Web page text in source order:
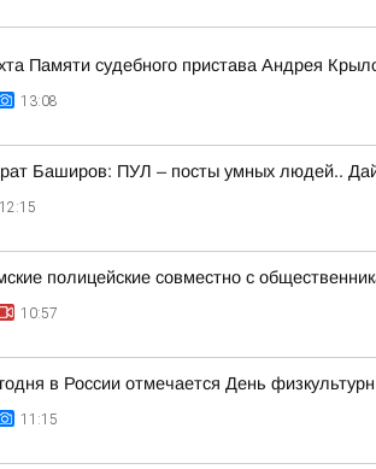
Памяти судебного пристава Андрея
13:08
Баширов: ПУЛ – посты умных людей..
12:15
полицейские совместно с
10:57
в России отмечается День
11:15